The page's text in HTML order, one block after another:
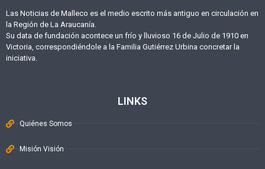
Las Noticias de Malleco es el medio escrito más antiguo en circulación en
la Región de La Araucanía.
Su data de fundación acontece un frío y lluvioso 16 de Julio de 1910 en
Victoria, correspondiéndole a la Familia Gutiérrez Urbina concretar la
iniciativa.
LINKS
Quiénes Somos
Misión Visión